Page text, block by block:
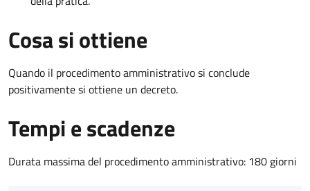
Cosa si ottiene
Quando il procedimento amministrativo si conclude
positivamente si ottiene un decreto.
Tempi e scadenze
Durata massima del procedimento amministrativo: 180 giorni